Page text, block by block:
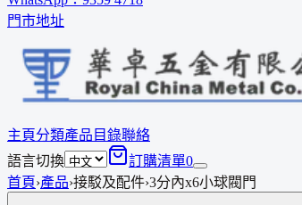
門市地址
主頁分類產品 目錄聯絡
語言切換
訂購清單0
首頁›產品›接駁及配件›3分內x6小球閥門